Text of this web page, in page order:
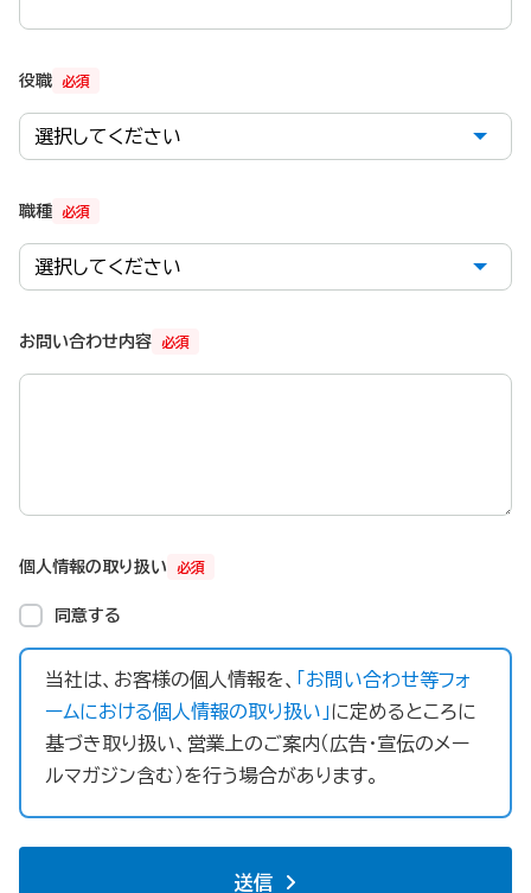
必須
役職
必須
職種
必須
お問い合わせ内容
必須
個人情報の取り扱い
同意する
当社は、お客様の個人情報を、
「お問い合わせ等フォ
ームにおける個人情報の取り扱い」に定めるところに
基づき取り扱い、営業上のご案内（広告・宣伝のメー
ルマガジン含む）を行う場合があります。
送信